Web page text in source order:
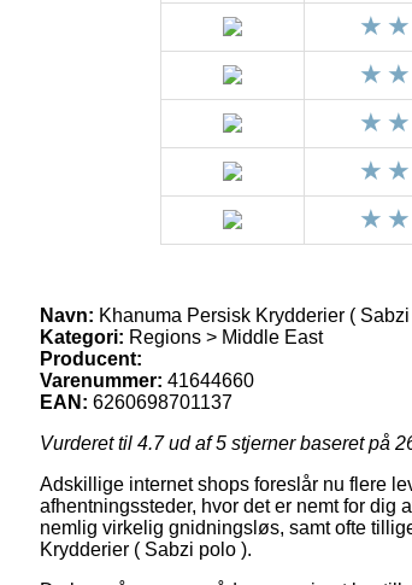
Navn: Khanuma Persisk Krydderier (
Kategori: Regions > Middle East
Producent:
Varenummer: 41644660
EAN: 6260698701137
Vurderet til 4.7ud af 5 stjerner baseret på
Adskillige internet shops foreslår nu flere
afhentningssteder, hvor det er nemt for
nemlig virkelig gnidningsløs, samt ofte
Krydderier ( Sabzi polo ).